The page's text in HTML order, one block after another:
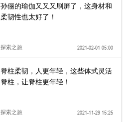
孙俪的瑜伽又又又刷屏了，这身材和
柔韧性也太好了！
探索之旅 2021-02-01 05:00
脊柱柔韧，人更年轻，这些体式灵活
脊柱，让脊柱更年轻！
探索之旅 2021-11-29 15:25